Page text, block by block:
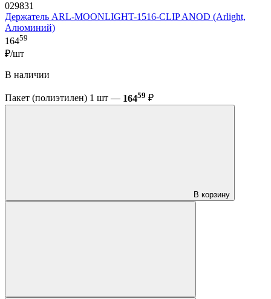
029831
Держатель ARL-MOONLIGHT-1516-CLIP ANOD (Arlight,
Алюминий)
16459
₽/шт
В наличии
Пакет (полиэтилен) 1 шт — 16459 ₽
В корзину